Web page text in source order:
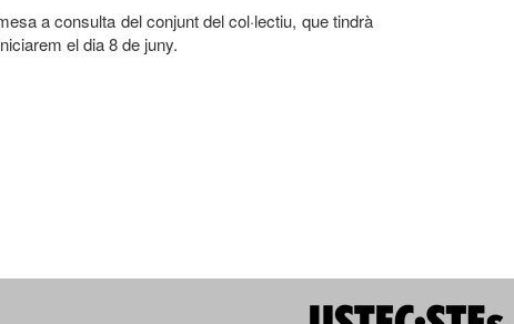
a consulta del conjunt del col·lectiu, que tindrà
el dia 8 de juny.